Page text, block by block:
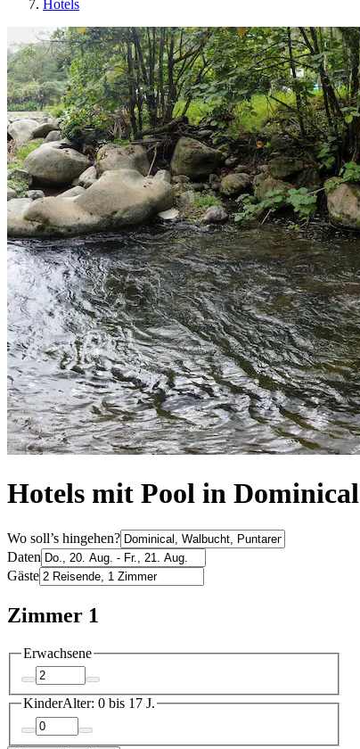
Hotels
Hotels mit Pool in Dominical
Wo soll’s hingehen?
Daten
Gäste
Zimmer 1
Erwachsene
KinderAlter: 0 bis 17 J.